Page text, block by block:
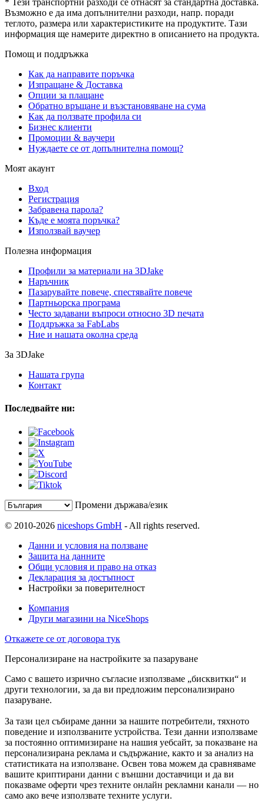
* Тези транспортни разходи се отнасят за стандартна доставка.
Възможно е да има допълнителни разходи, напр. поради
теглото, размера или характеристиките на продуктите. Тази
информация ще намерите директно в описанието на продукта.
Помощ и поддръжка
Как да направите поръчка
Изпращане & Доставка
Опции за плащане
Обратно връщане и възстановяване на сума
Как да ползвате профила си
Бизнес клиенти
Промоции & ваучери
Нуждаете се от допълнителна помощ?
Моят акаунт
Вход
Регистрация
Забравена парола?
Къде е моята поръчка?
Използвай ваучер
Полезна информация
Профили за материали на 3DJake
Наръчник
Пазарувайте повече, спестявайте повече
Партньорска програма
Често задавани въпроси относно 3D печата
Поддръжка за FabLabs
Ние и нашата околна среда
За 3DJake
Нашата група
Контакт
Последвайте ни:
Промени държава/език
© 2010-2026 niceshops GmbH - All rights reserved.
Данни и условия на ползване
Защита на данните
Общи условия и право на отказ
Декларация за достъпност
Настройки за поверителност
Компания
Други магазини на NiceShops
Откажете се от договора тук
Персонализиране на настройките за пазаруване
Само с вашето изрично съгласие използваме „бисквитки“ и
други технологии, за да ви предложим персонализирано
пазаруване.
За тази цел събираме данни за нашите потребители, тяхното
поведение и използваните устройства. Тези данни използваме
за постоянно оптимизиране на нашия уебсайт, за показване на
персонализирана реклама и съдържание, както и за анализ на
статистиката на използване. Освен това можем да сравняваме
вашите криптирани данни с външни доставчици и да ви
показваме оферти чрез техните онлайн рекламни канали — но
само ако вече използвате техните услуги.